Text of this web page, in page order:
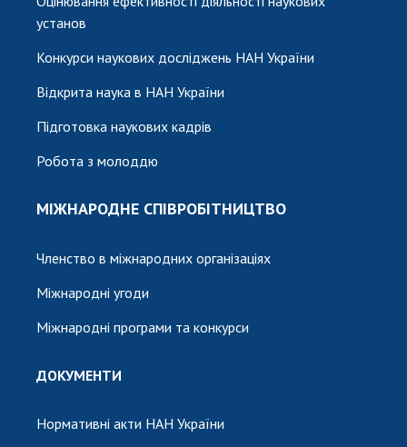
установ
Конкурси наукових досліджень НАН України
Відкрита наука в НАН України
Підготовка наукових кадрів
Робота з молоддю
МІЖНАРОДНЕ СПІВРОБІТНИЦТВО
Членство в міжнародних організаціях
Міжнародні угоди
Міжнародні програми та конкурси
ДОКУМЕНТИ
Нормативні акти НАН України